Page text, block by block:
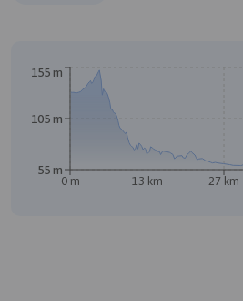
0 m 13 km 27 km
55 m
105 m
155 m